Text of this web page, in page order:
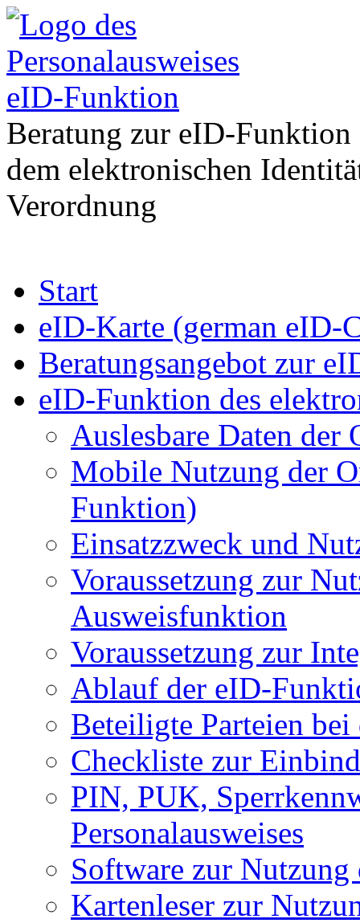
eID-Funktion
Beratung zur eID-
dem elektronischen
Verordnung
Inhalt
springenStart
eID-Karte (german eID-
Beratungsangebot zur
eID-Funktion des
Auslesbare Daten
Mobile Nutzung der
Funktion)
Einsatzzweck und
Voraussetzung zur
Ausweisfunktion
Voraussetzung zur
Ablauf der eID-
Beteiligte Parteien
Checkliste zur
PIN, PUK,
Personalausweises
Software zur
Kartenleser zur